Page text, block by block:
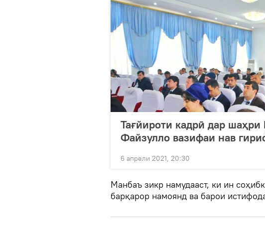
Тағйироти кадрӣ дар
Файзулло вазифаи нав
6 апрели 2021, 20:30
Манбаъ зикр намудааст, ки ин
барқарор намоянд ва барои